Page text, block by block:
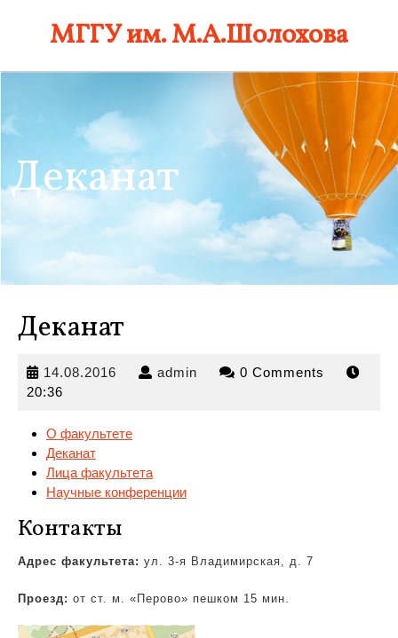
МГГУ им. М.А.Шолохова
Деканат
Деканат
14.08.2016 14.08.2016
admin admin 0 Comments
20:36
О факультете
Деканат
Лица факультета
Научные конференции
Контакты
Адрес факультета: ул. 3-я Владимирская, д. 7
Проезд: от ст. м. «Перово» пешком 15 мин.